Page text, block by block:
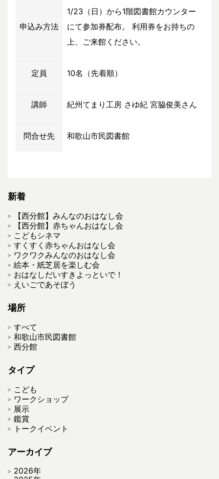
申込み方法
1/23（日）から1階図書館カウンター
にて参加券配布。 利用券をお持ちの
上、ご来館ください。
定員 10名（先着順）
講師 紀州てまり工房 さゆ紀 宮脇俊美さん
問合せ先 和歌山市民図書館
新着
【西分館】みんなのおはなし会
【西分館】赤ちゃんおはなし会
こどもシネマ
すくすく赤ちゃんおはなし会
ワクワクみんなのおはなし会
絵本・紙芝居を楽しむ会
おはなしだいすきよっといで！
えいごであそぼう
場所
すべて
和歌山市民図書館
西分館
タイプ
こども
ワークショップ
展示
鑑賞
トークイベント
アーカイブ
2026年